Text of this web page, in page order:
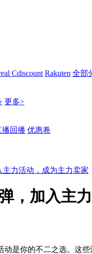
Cdiscount Rakuten 全部
更多>
播回播 优惠卷
主力活动，成为主力卖家
，加入主
动是你的不二之选。